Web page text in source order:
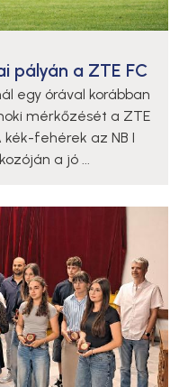
pályán a ZTE FC
egy órával korábban
mérkőzését a ZTE
fehérek az NB I
a jó ...